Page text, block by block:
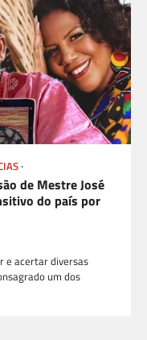
de Mestre José
do país por
e acertar diversas
um dos